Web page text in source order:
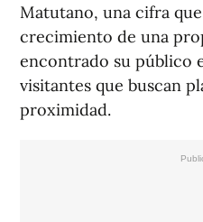
Matutano, una cifra
crecimiento de una
encontrado su público
visitantes que buscan
proximidad.